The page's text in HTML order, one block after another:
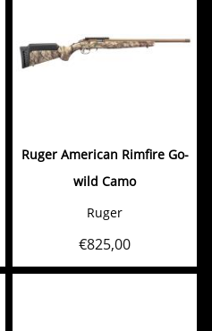
Ruger American Rimfire Go-
wild Camo
Ruger
€825,00